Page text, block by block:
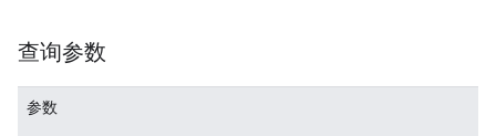
查询参数
参数